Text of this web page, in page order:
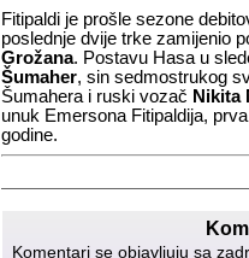
Fitipaldi je prošle sezone
poslednje dvije trke zamijenio
Grožana. Postavu Hasa u
Šumaher, sin sedmostrukog
Šumahera i ruski vozač Nikita
unuk Emersona Fitipaldija,
godine.
Komentari se objavljuju sa